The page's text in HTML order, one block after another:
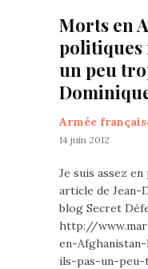
Morts en
politiques
un peu
Armée
14 juin 2012
Je suis assez
article de Jean-
blog Secret
http://
en-
ils-pas-un-